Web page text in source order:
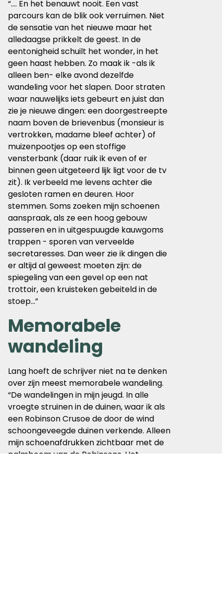
“.... En het benauwt nooit. Een vast
parcours kan de blik ook verruimen. Niet
de sensatie van het nieuwe maar het
alledaagse prikkelt de geest. In de
eentonigheid schuilt het wonder, in het
geen haast hebben. Zo maak ik -als ik
alleen ben- elke avond dezelfde
wandeling voor het slapen. Door straten
waar nauwelijks iets gebeurt en juist dan
zie je nieuwe dingen: een doorgestreepte
naam boven de brievenbus (monsieur is
vertrokken, madame bleef achter) of
muizenpootjes op een stoffige
vensterbank (daar ruik ik even of er
binnen geen uitgeteerd lijk ligt voor de tv
zit). Ik verbeeld me levens achter die
gesloten ramen en deuren. Hoor
stemmen. Soms zoeken mijn schoenen
aanspraak, als ze een hoog gebouw
passeren en in uitgespuugde kauwgoms
trappen - sporen van verveelde
secretaresses. Dan weer zie ik dingen die
er altijd al geweest moeten zijn: de
spiegeling van een gevel op een nat
trottoir, een kruisteken gebeiteld in de
stoep...”
Memorabele
wandeling
Lang hoeft de schrijver niet na te denken
over zijn meest memorabele wandeling.
“De wandelingen in mijn jeugd. In alle
vroegte struinen in de duinen, waar ik als
een Robinson Crusoe de door de wind
schoongeveegde duinen verkende. Alleen
mijn schoenafdrukken zichtbaar met de
palmboom van de Robinsons. Het